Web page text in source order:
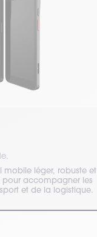
mobile léger, robuste et
accompagner les
et de la logistique.